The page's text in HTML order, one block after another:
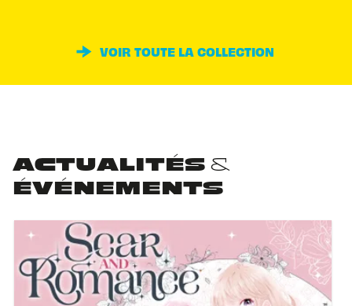
VOIR TOUTE LA COLLECTION
ACTUALITÉS &
ÉVÉNEMENTS